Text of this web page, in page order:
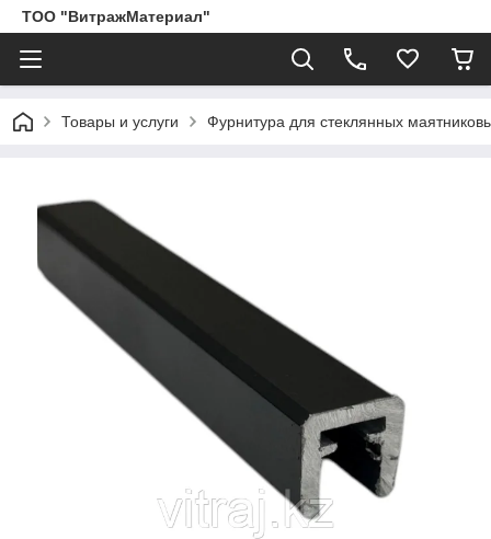
ТОО "ВитражМатериал"
Товары и услуги Фурнитура для стеклянных